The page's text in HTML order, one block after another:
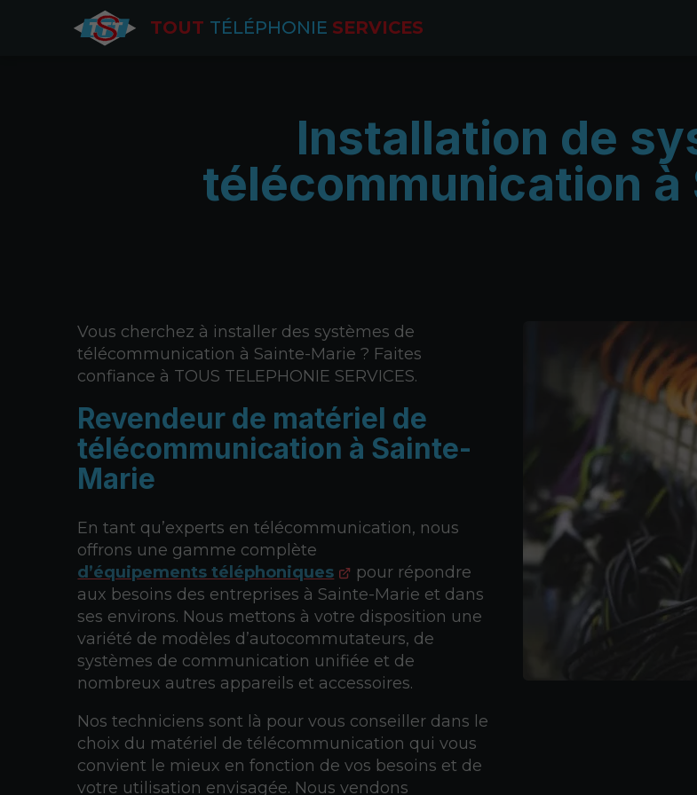
TOUT TÉLÉPHONIE SERVICES
Installation de
télécommunication
Vous cherchez à installer des systèmes de
télécommunication à Sainte-Marie ? Faites
confiance à TOUS TELEPHONIE SERVICES.
Revendeur de matériel de
télécommunication à Sainte-
Marie
En tant qu’experts en télécommunication, nous
offrons une gamme complète
d’équipements téléphoniques
pour répondre
aux besoins des entreprises à Sainte-Marie et dans
ses environs. Nous mettons à votre disposition une
variété de modèles d’autocommutateurs, de
systèmes de communication unifiée et de
nombreux autres appareils et accessoires.
Nos techniciens sont là pour vous conseiller dans le
choix du matériel de télécommunication qui vous
convient le mieux en fonction de vos besoins et de
votre utilisation envisagée. Nous vendons